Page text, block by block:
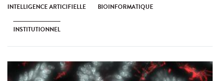
INTELLIGENCE ARTICIFIELLE BIOINFORMATIQUE
INSTITUTIONNEL